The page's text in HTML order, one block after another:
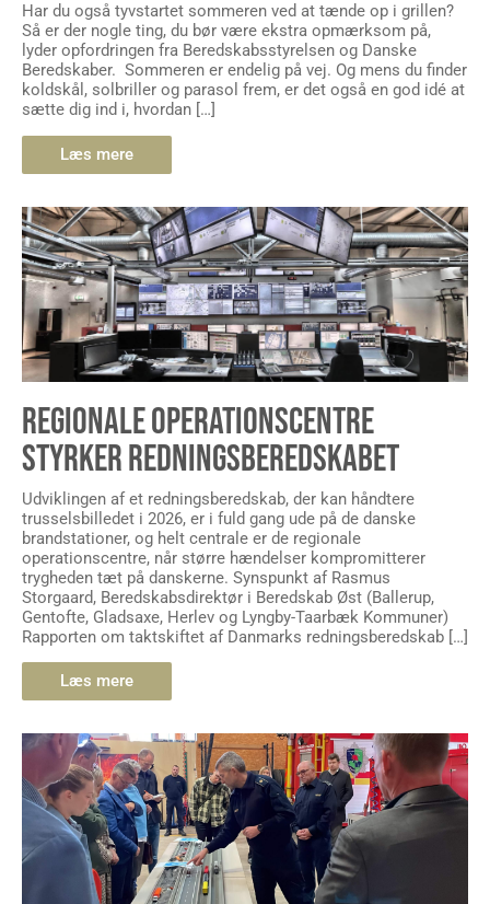
Har du også tyvstartet sommeren ved at tænde op i grillen?
Så er der nogle ting, du bør være ekstra opmærksom på,
lyder opfordringen fra Beredskabsstyrelsen og Danske
Beredskaber. Sommeren er endelig på vej. Og mens du finder
koldskål, solbriller og parasol frem, er det også en god idé at
sætte dig ind i, hvordan […]
Læs mere
REGIONALE OPERATIONSCENTRE
STYRKER REDNINGSBEREDSKABET
Udviklingen af et redningsberedskab, der kan håndtere
trusselsbilledet i 2026, er i fuld gang ude på de danske
brandstationer, og helt centrale er de regionale
operationscentre, når større hændelser kompromitterer
trygheden tæt på danskerne. Synspunkt af Rasmus
Storgaard, Beredskabsdirektør i Beredskab Øst (Ballerup,
Gentofte, Gladsaxe, Herlev og Lyngby-Taarbæk Kommuner)
Rapporten om taktskiftet af Danmarks redningsberedskab […]
Læs mere